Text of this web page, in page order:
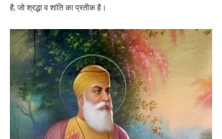
है, जो श्रद्धा व शांति का प्रतीक है।